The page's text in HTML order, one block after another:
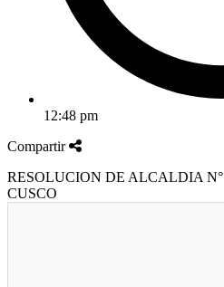
12:48 pm
Compartir
RESOLUCION DE ALCALDIA
CUSCO